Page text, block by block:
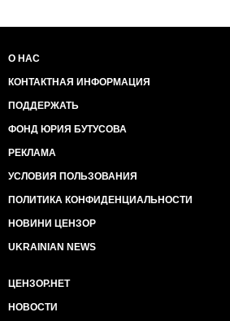
О НАС
КОНТАКТНАЯ ИНФОРМАЦИЯ
ПОДДЕРЖАТЬ
ФОНД ЮРИЯ БУТУСОВА
РЕКЛАМА
УСЛОВИЯ ПОЛЬЗОВАНИЯ
ПОЛИТИКА КОНФИДЕНЦИАЛЬНОСТИ
НОВИНИ ЦЕНЗОР
UKRAINIAN NEWS
ЦЕНЗОР.НЕТ
НОВОСТИ